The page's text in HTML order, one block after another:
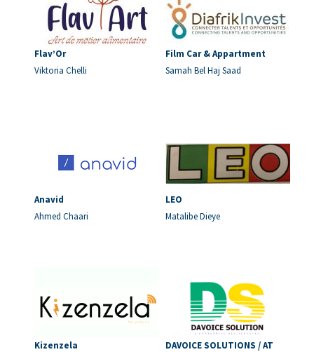
Flav’Or
Viktoria Chelli
Film Car & Appartment
Samah Bel Haj Saad
Anavid
Ahmed Chaari
LEO
Matalibe Dieye
Kizenzela
DAVOICE SOLUTIONS / AT